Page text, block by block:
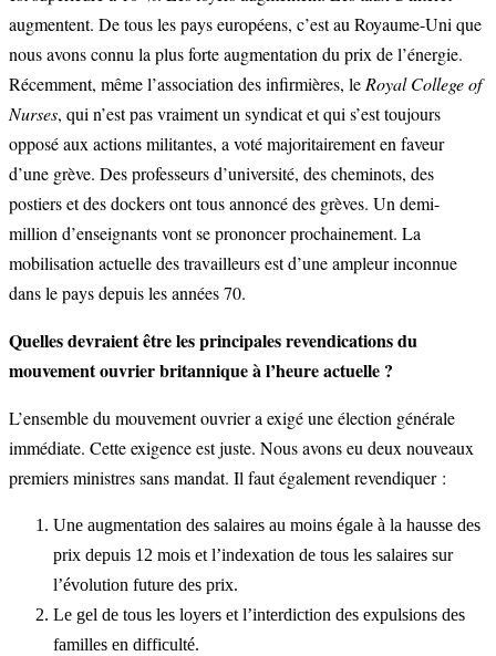
augmentent. De tous les pays européens, c’est au Royaume-Uni que
nous avons connu la plus forte augmentation du prix de l’énergie.
Récemment, même l’association des infirmières, le Royal College of
Nurses, qui n’est pas vraiment un syndicat et qui s’est toujours
opposé aux actions militantes, a voté majoritairement en faveur
d’une grève. Des professeurs d’université, des cheminots, des
postiers et des dockers ont tous annoncé des grèves. Un demi-
million d’enseignants vont se prononcer prochainement. La
mobilisation actuelle des travailleurs est d’une ampleur inconnue
dans le pays depuis les années 70.
Quelles devraient être les principales revendications du
mouvement ouvrier britannique à l’heure actuelle ?
L’ensemble du mouvement ouvrier a exigé une élection générale
immédiate. Cette exigence est juste. Nous avons eu deux nouveaux
premiers ministres sans mandat. Il faut également revendiquer :
Une augmentation des salaires au moins égale à la hausse des
prix depuis 12 mois et l’indexation de tous les salaires sur
l’évolution future des prix.
Le gel de tous les loyers et l’interdiction des expulsions des
familles en difficulté.